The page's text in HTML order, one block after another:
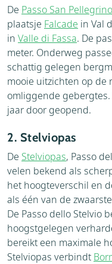
De Passo San Pellegrino
plaatsje Falcade in Val
in Valle di Fassa. De
meter. Onderweg
schattig gelegen
mooie uitzichten op
omliggende
jaar door geopend.
2. Stelviopas
De Stelviopas, Passo
velen bekend als
het hoogteverschil en
als één van de
De Passo dello Stelvio
hoogstgelegen
bereikt een maximale
Stelviopas verbindt